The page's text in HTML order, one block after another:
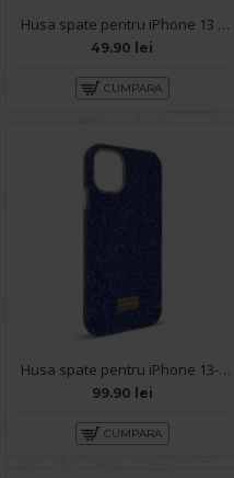
Husa spate pentru iPhone 13 - Circle Case Negru & Alb
49.90 lei
CUMPARA
Husa spate pentru iPhone 13- Glow case
99.90 lei
CUMPARA